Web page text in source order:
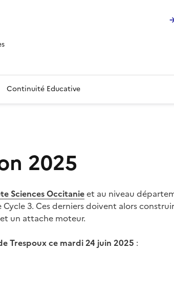
Continuité Educative
2025
Sciences Occitanieet au niveau
Cycle 3. Ces derniers doivent alors
un attache moteur.
Trespoux ce mardi 24 juin 2025 :